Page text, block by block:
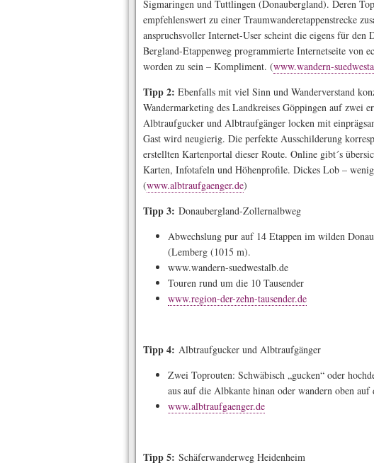
Sigmaringen und Tuttlingen (Donaubergland). Deren
empfehlenswert zu einer Traumwanderetappenstrecke
anspruchsvoller Internet-User scheint die eigens für den
Bergland-Etappenweg programmierte Internetseite von
worden zu sein – Kompliment. (www.wandern-
Tipp 2: Ebenfalls mit viel Sinn und Wanderverstand
Wandermarketing des Landkreises Göppingen auf zwei
Albtraufgucker und Albtraufgänger locken mit
Gast wird neugierig. Die perfekte Ausschilderung
erstellten Kartenportal dieser Route. Online gibt´s
Karten, Infotafeln und Höhenprofile. Dickes Lob –
(www.albtraufgaenger.de)
Tipp 3: Donaubergland-Zollernalbweg
Abwechslung pur auf 14 Etappen im wilden
(Lemberg (1015 m).
www.wandern-suedwestalb.de
Touren rund um die 10 Tausender
www.region-der-zehn-tausender.de
Tipp 4: Albtraufgucker und Albtraufgänger
Zwei Toprouten: Schwäbisch „gucken“ oder
aus auf die Albkante hinan oder wandern oben auf
www.albtraufgaenger.de
Tipp 5: Schäferwanderweg Heidenheim